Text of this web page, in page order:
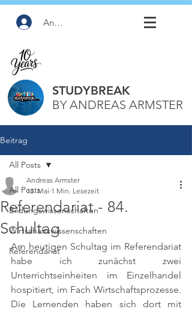
Anmelden
STUDYBREAK
BY ANDREAS ARMSTER
Beitrag
All Posts
Bildungswissenschaften
Wirtschaftswissenschaften
Referendariat
All Posts
Referendariat - 84.
Schultag
Andreas Armster
13. Mai 1 Min. Lesezeit
Am heutigen Schultag im Referendariat
habe ich zunächst zwei
Unterrichtseinheiten im Einzelhandel
hospitiert, im Fach Wirtschaftsprozesse.
Die Lernenden haben sich dort mit